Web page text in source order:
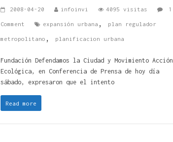
2008-04-20 infoinvi 4095 visitas 1
Comment expansión urbana , plan regulador
metropolitano , planificacion urbana
Fundación Defendamos la Ciudad y Movimiento Acción
Ecológica, en Conferencia de Prensa de hoy día
sábado, expresaron que el intento
Read more